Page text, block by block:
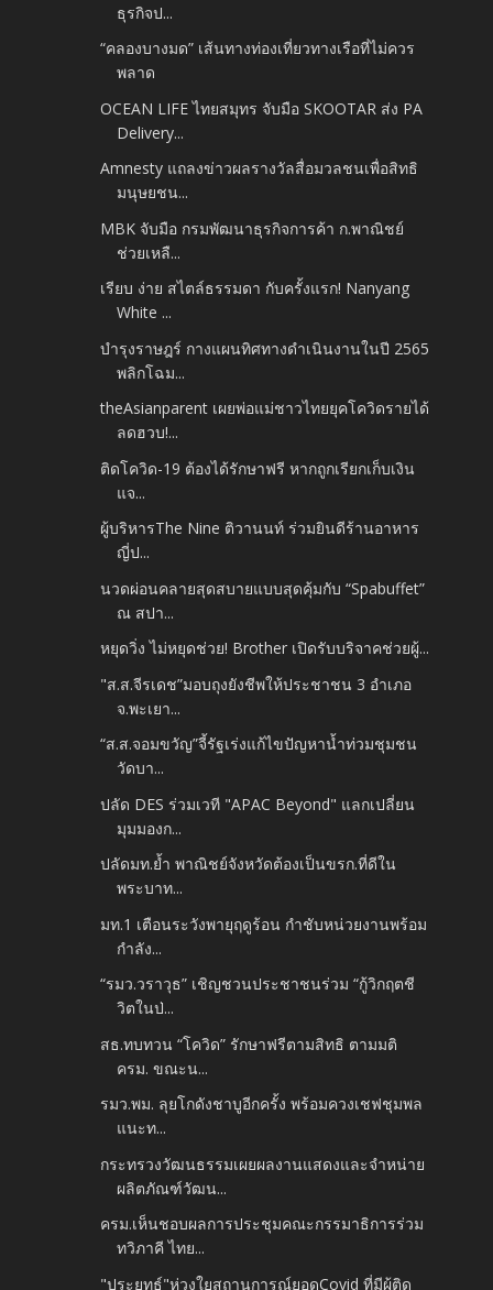
ธุรกิจป...
“คลองบางมด” เส้นทางท่องเที่ยวทางเรือที่ไม่ควร
พลาด
OCEAN LIFE ไทยสมุทร จับมือ SKOOTAR ส่ง PA
Delivery...
Amnesty แถลงข่าวผลรางวัลสื่อมวลชนเพื่อสิทธิ
มนุษยชน...
MBK จับมือ กรมพัฒนาธุรกิจการค้า ก.พาณิชย์
ช่วยเหลื...
เรียบ ง่าย สไตล์ธรรมดา กับครั้งแรก! Nanyang
White ...
บำรุงราษฎร์ กางแผนทิศทางดำเนินงานในปี 2565
พลิกโฉม...
theAsianparent เผยพ่อแม่ชาวไทยยุคโควิดรายได้
ลดฮวบ!...
ติดโควิด-19 ต้องได้รักษาฟรี หากถูกเรียกเก็บเงิน
แจ...
ผู้บริหารThe Nine ติวานนท์ ร่วมยินดีร้านอาหาร
ญี่ป...
นวดผ่อนคลายสุดสบายแบบสุดคุ้มกับ “Spabuffet”
ณ สปา...
หยุดวิ่ง ไม่หยุดช่วย! Brother เปิดรับบริจาคช่วยผู้...
"ส.ส.จีรเดช”มอบถุงยังชีพให้ประชาชน 3 อำเภอ
จ.พะเยา...
“ส.ส.จอมขวัญ”จี้รัฐเร่งแก้ไขปัญหาน้ำท่วมชุมชน
วัดบา...
ปลัด DES ร่วมเวที "APAC Beyond" แลกเปลี่ยน
มุมมองก...
ปลัดมท.ย้ำ พาณิชย์จังหวัดต้องเป็นขรก.ที่ดีใน
พระบาท...
มท.1 เตือนระวังพายุฤดูร้อน กำชับหน่วยงานพร้อม
กำลัง...
“รมว.วราวุธ” เชิญชวนประชาชนร่วม “กู้วิกฤตชี
วิตในป่...
สธ.ทบทวน “โควิด” รักษาฟรีตามสิทธิ ตามมติ
ครม. ขณะน...
รมว.พม. ลุยโกดังชาบูอีกครั้ง พร้อมควงเชฟชุมพล
แนะท...
กระทรวงวัฒนธรรมเผยผลงานแสดงและจำหน่าย
ผลิตภัณฑ์วัฒน...
ครม.เห็นชอบผลการประชุมคณะกรรมาธิการร่วม
ทวิภาคี ไทย...
"ประยุทธ์"ห่วงใยสถานการณ์ยอดCovid ที่มีผู้ติด